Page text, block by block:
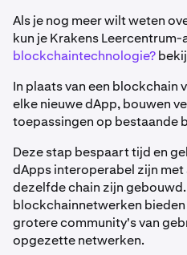
Als je nog meer wilt weten
kun je Krakens
blockchaintechnologie?
In plaats van een blockchain
elke nieuwe dApp, bouwen
toepassingen op bestaande
Deze stap bespaart tijd en
dApps interoperabel zijn
dezelfde chain zijn
blockchainnetwerken
grotere community's van
opgezette netwerken.